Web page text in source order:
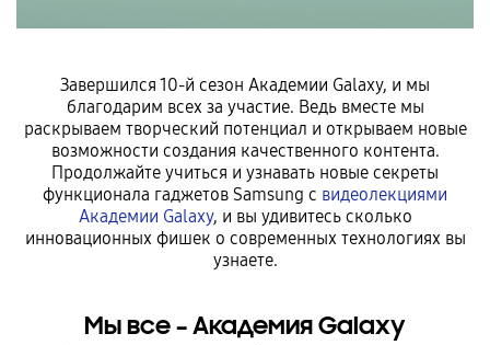
Завершился 10-й сезон Академии Galaxy, и мы
благодарим всех за участие. Ведь вместе мы
раскрываем творческий потенциал и открываем новые
возможности создания качественного контента.
Продолжайте учиться и узнавать новые секреты
функционала гаджетов Samsung с видеолекциями
Академии Galaxy, и вы удивитесь сколько
инновационных фишек о современных технологиях вы
узнаете.
Мы все – Академия Galaxy